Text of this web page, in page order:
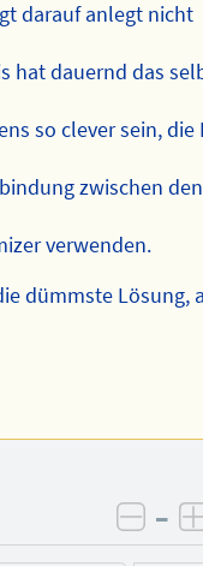
darauf anlegt nicht
hat dauernd das
so clever sein, die
zwischen den
verwenden.
dümmste Lösung,
–